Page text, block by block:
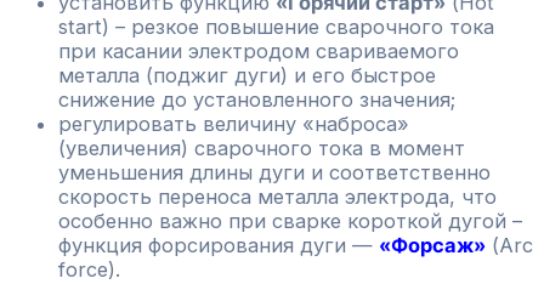
start) – резкое повышение сварочного тока
при касании электродом свариваемого
металла (поджиг дуги) и его быстрое
снижение до установленного значения;
регулировать величину «наброса»
(увеличения) сварочного тока в момент
уменьшения длины дуги и соответственно
скорость переноса металла электрода, что
особенно важно при сварке короткой дугой –
функция форсирования дуги — «Форсаж» (Arc
force).